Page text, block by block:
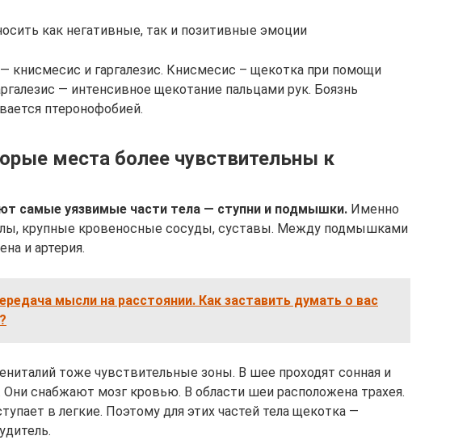
как негативные, так и позитивные эмоции
книсмесис и гаргалезис. Книсмесис – щекотка при помощи
— интенсивное щекотание пальцами рук. Боязнь
птеронофобией.
места более чувствительны к
самые уязвимые части тела — ступни и подмышки. Именно
крупные кровеносные сосуды, суставы. Между подмышками
и артерия.
мысли на расстоянии. Как заставить думать о вас
тоже чувствительные зоны. В шее проходят сонная и
Они снабжают мозг кровью. В области шеи расположена трахея.
в легкие. Поэтому для этих частей тела щекотка —